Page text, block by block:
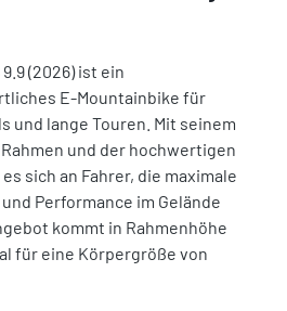
(2026) ist ein
E-Mountainbike für
und lange Touren. Mit seinem
und der hochwertigen
sich an Fahrer, die maximale
Performance im Gelände
kommt in Rahmenhöhe
für eine Körpergröße von